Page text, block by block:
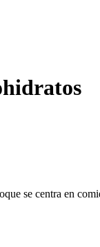
se centra en